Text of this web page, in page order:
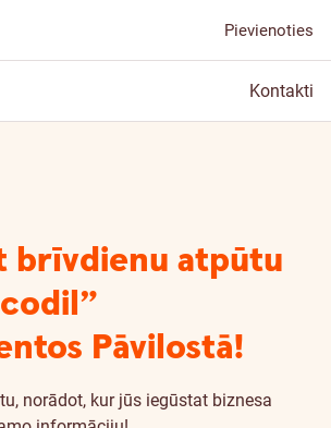
Pievienoties
Kontakti
brīvdienu atpūtu
Pāvilostā!
norādot, kur jūs iegūstat biznesa